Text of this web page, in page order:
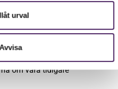
urval
Avvisa
Årets
2019-2025
om våra tidigare